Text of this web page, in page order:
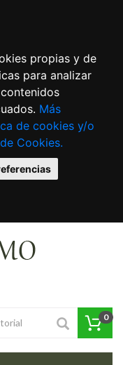
propias y de
para analizar
Más
de cookies y/o
Cookies.
0